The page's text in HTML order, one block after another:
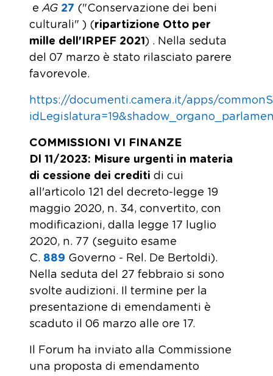
eAG 27 ("Conservazione dei beni
culturali" ) (ripartizione Otto per
mille dell'IRPEF 2021) . Nella seduta
del 07 marzo è stato rilasciato parere
favorevole.
https://documenti.camera.it/apps/
COMMISSIONI VI FINANZE
Dl 11/2023: Misure urgenti in materia
di cessione dei crediti di cui
all'articolo 121 del decreto-legge 19
maggio 2020, n. 34, convertito, con
modificazioni, dalla legge 17 luglio
2020, n. 77 (seguito esame
C. 889 Governo - Rel. De Bertoldi).
Nella seduta del 27 febbraio si sono
svolte audizioni. Il termine per la
presentazione di emendamenti è
scaduto il 06 marzo alle ore 17.
Il Forum ha inviato alla Commissione
una proposta di emendamento